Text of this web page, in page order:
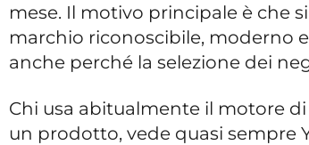
mese. Il motivo principale è che
marchio riconoscibile, moderno
anche perché la selezione dei
Chi usa abitualmente il motore
un prodotto, vede quasi sempre